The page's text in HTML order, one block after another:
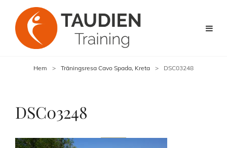
Hem > Träningsresa Cavo Spada, Kreta > DSC03248
DSC03248